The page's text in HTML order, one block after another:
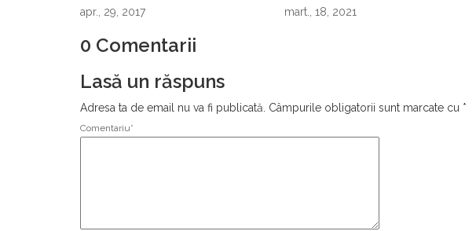
apr., 29, 2017 mart., 18, 2021
0 Comentarii
Lasă un răspuns
Adresa ta de email nu va fi publicată. Câmpurile obligatorii sunt marcate cu *
Comentariu*